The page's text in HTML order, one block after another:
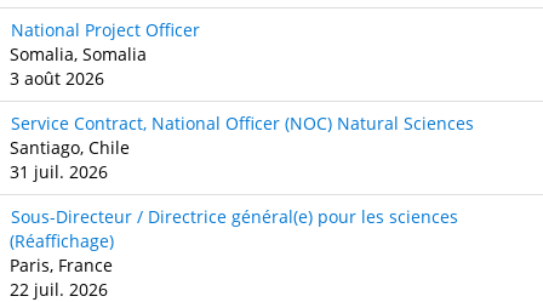
National Project Officer
Somalia, Somalia
3 août 2026
Service Contract, National Officer (NOC) Natural Sciences
Santiago, Chile
31 juil. 2026
Sous-Directeur / Directrice général(e) pour les sciences
(Réaffichage)
Paris, France
22 juil. 2026